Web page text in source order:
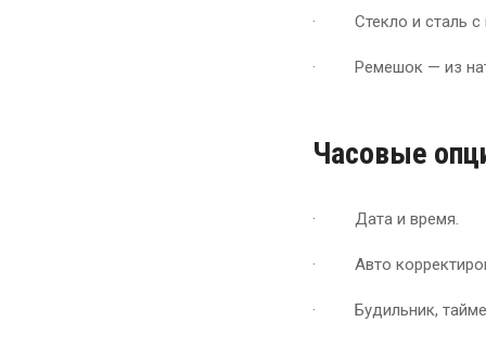
· Стекло и сталь с
· Ремешок — из
Часовые
· Дата и время.
· Авто
· Будильник,